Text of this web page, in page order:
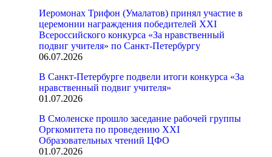
Иеромонах Трифон (Умалатов) принял участие в
церемонии награждения победителей XXI
Всероссийского конкурса «За нравственный
подвиг учителя» по Санкт-Петербургу
06.07.2026
В Санкт-Петербурге подвели итоги конкурса «За
нравственный подвиг учителя»
01.07.2026
В Смоленске прошло заседание рабочей группы
Оргкомитета по проведению XXI
Образовательных чтений ЦФО
01.07.2026